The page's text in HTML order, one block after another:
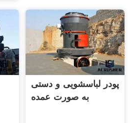
پودر لباسشویی و دستی
به صورت عمده